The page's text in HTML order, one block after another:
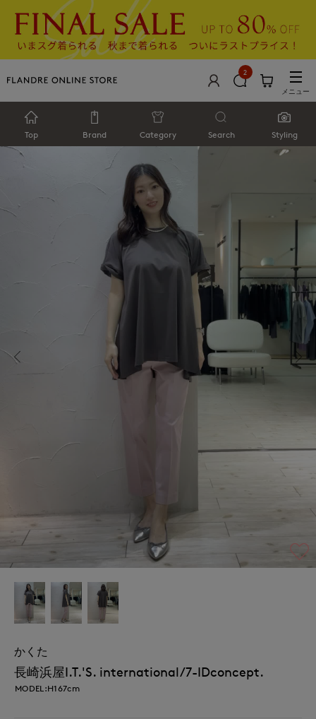
2
メニュー
Top Brand Category Search Styling
かくた
長崎浜屋I.T.'S. international/7-IDconcept.
MODEL:H167cm